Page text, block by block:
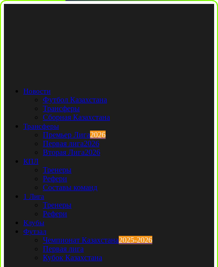
Новости
Футбол Казахстана
Трансферы
Сборная Казахстана
Трансферы
Премьер Лига2026
Первая лига2026
Вторая Лига2026
КПЛ
Тренеры
Рефери
Составы команд
1 Лига
Тренеры
Рефери
Клубы
Футзал
Чемпионат Казахстана2025-2026
Первая лига
Кубок Казахстана